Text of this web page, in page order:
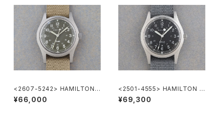
<2607-5242> HAMILTON
Khaki Nature
¥66,000
<2501-4555> HAMILTON K
haki
¥69,300